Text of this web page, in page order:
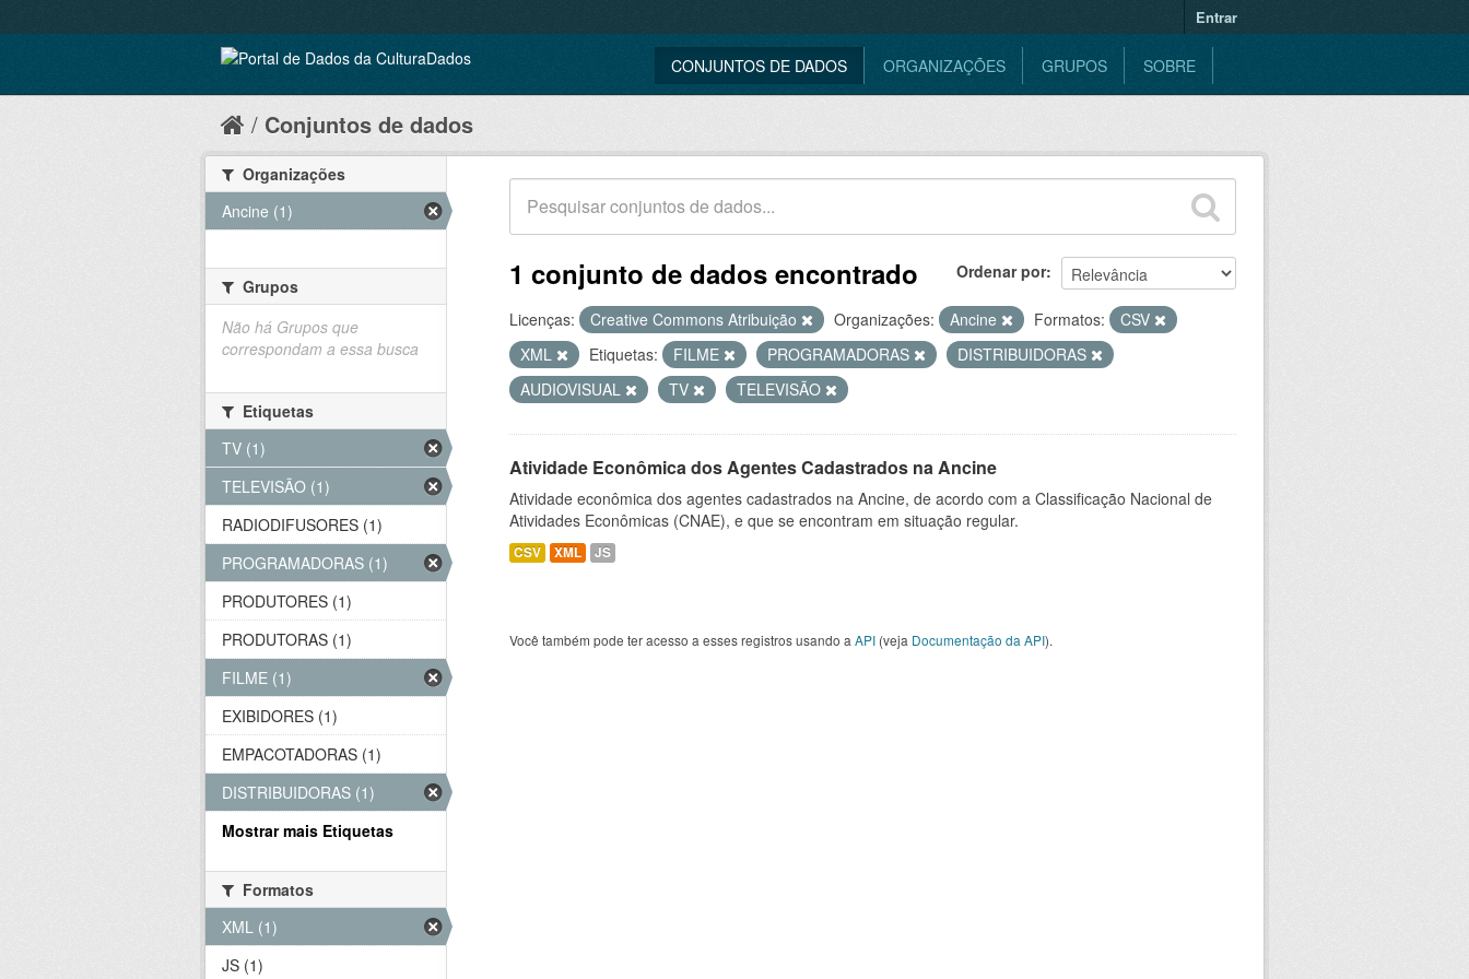
Entrar
CONJUNTOS DE DADOS ORGANIZAÇÕES GRUPOS SOBRE
Conjuntos de dados
Ordenar por
1 conjunto de dados encontrado
Licenças: Creative Commons Atribuição Organizações: Ancine Formatos:
CSV
XML
Etiquetas: FILME PROGRAMADORAS
DISTRIBUIDORAS
AUDIOVISUAL
TV TELEVISÃO
Atividade Econômica dos Agentes Cadastrados na Ancine
Atividade econômica dos agentes cadastrados na Ancine, de acordo com a Classificação Nacional de
Atividades Econômicas (CNAE), e que se encontram em situação regular.
CSV XML JS
Você também pode ter acesso a esses registros usando a API (veja Documentação da API).
Organizações
Ancine (1)
Grupos
Não há Grupos que
correspondam a essa busca
Etiquetas
TV (1)
TELEVISÃO (1)
RADIODIFUSORES (1)
PROGRAMADORAS (1)
PRODUTORES (1)
PRODUTORAS (1)
FILME (1)
EXIBIDORES (1)
EMPACOTADORAS (1)
DISTRIBUIDORAS (1)
Mostrar mais Etiquetas
Formatos
XML (1)
JS (1)